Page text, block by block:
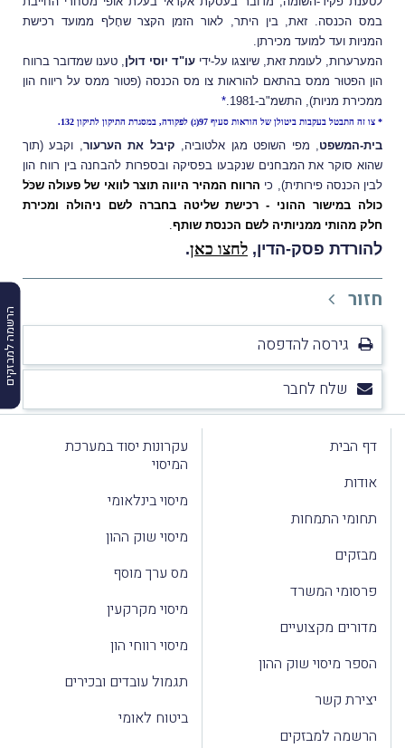
הרשמה למבזקים
במס הכנסה. זאת, בין היתר, לאור הזמן הקצר שחָלף ממועד רכישת
המניות ועד למועד מכירתן.
המערערות, לעומת זאת, שיוצגו על-ידי עו"ד יוסי דולן , טענו שמדובר ברווח
הון הפטוּר ממס בהתאם להוראות צו מס הכנסה (פטור ממס על ריווח הון
ממכירת מניות), התשמ"ב-1981.
*
* צו זה התבטל בעקבות ביטולן של הוראות סעיף 97(ג) לפקודה, במסגרת התיקון לתיקון 132.
בית-המשפט , מפי השופט מגן אלטוביה, קיבל את הערעור , וקבע (תוך
שהוא סוקר את המבחנים שנקבעו בפסיקה ובספרות להבחנה בין רווח הון
לבין הכנסה פירותית), כי הרווח המהיר היווה תוצר לוואי של פעולה שכֹּל
כולה במישור ההוני - רכישת שליטה בחברה לשם ניהולה ומכירת
חלק מהותי ממניותיה לשם הכנסת שותף
להורדת פסק-הדין, לחצו כאן.
חזור
גירסה להדפסה
שלח לחבר
דף הבית
אודות
תחומי התמחות
מבזקים
פרסומי המשרד
מדורים מקצועיים
הספר מיסוי שוק ההון
יצירת קשר
הרשמה למבזקים
עקרונות יסוד במערכת
המיסוי
מיסוי בינלאומי
מיסוי שוק ההון
מס ערך מוסף
מיסוי מקרקעין
מיסוי רווחי הון
תגמול עובדים ובכירים
ביטוח לאומי